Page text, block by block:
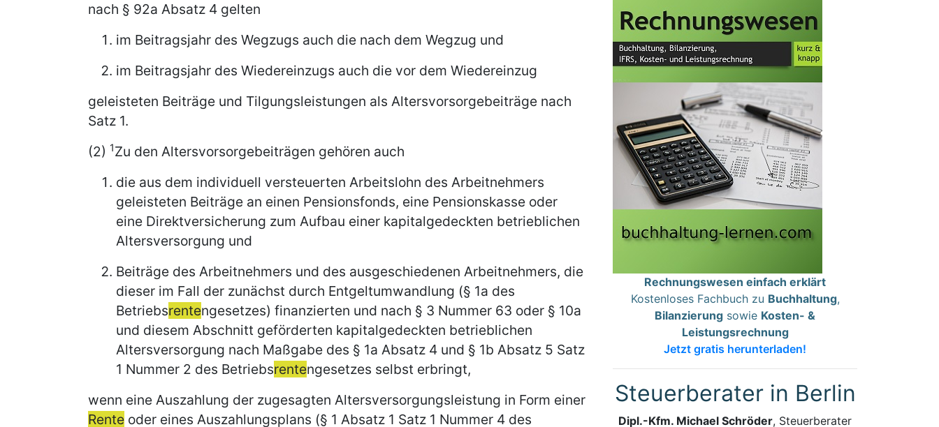
nach § 92a Absatz 4 gelten
im Beitragsjahr des Wegzugs auch die nach dem Wegzug und
im Beitragsjahr des Wiedereinzugs auch die vor dem Wiedereinzug
geleisteten Beiträge und Tilgungsleistungen als Altersvorsorgebeiträge nach
Satz 1.
(2) 1Zu den Altersvorsorgebeiträgen gehören auch
die aus dem individuell versteuerten Arbeitslohn des Arbeitnehmers
geleisteten Beiträge an einen Pensionsfonds, eine Pensionskasse oder
eine Direktversicherung zum Aufbau einer kapitalgedeckten betrieblichen
Altersversorgung und
Beiträge des Arbeitnehmers und des ausgeschiedenen Arbeitnehmers, die
dieser im Fall der zunächst durch Entgeltumwandlung (§ 1a des
Betriebsrentengesetzes) finanzierten und nach § 3 Nummer 63 oder § 10a
und diesem Abschnitt geförderten kapitalgedeckten betrieblichen
Altersversorgung nach Maßgabe des § 1a Absatz 4 und § 1b Absatz 5 Satz
1 Nummer 2 des Betriebsrentengesetzes selbst erbringt,
wenn eine Auszahlung der zugesagten Altersversorgungsleistung in Form einer
Rente oder eines Auszahlungsplans (§ 1 Absatz 1 Satz 1 Nummer 4 des
Rechnungswesen einfach erklärt
Kostenloses Fachbuch zu Buchhaltung,
Bilanzierung sowie Kosten- &
Leistungsrechnung
Jetzt gratis herunterladen!
Steuerberater in Berlin
Dipl.-Kfm. Michael Schröder, Steuerberater